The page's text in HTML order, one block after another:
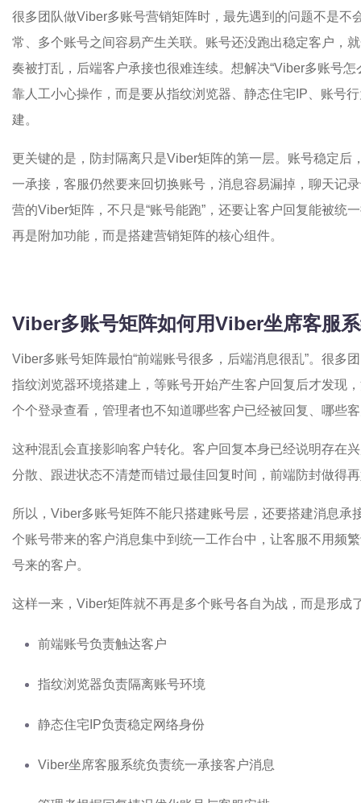
很多团队做Viber多账号营销矩阵时，最先遇到的问题不是不
常、多个账号之间容易产生关联。账号还没跑出稳定客户，
奏被打乱，后端客户承接也很难连续。想解决“Viber多账号
靠人工小心操作，而是要从指纹浏览器、静态住宅IP、账号
建。
更关键的是，防封隔离只是Viber矩阵的第一层。账号稳定后
一承接，客服仍然要来回切换账号，消息容易漏掉，聊天记
营的Viber矩阵，不只是“账号能跑”，还要让客户回复能被统
再是附加功能，而是搭建营销矩阵的核心组件。
Viber多账号矩阵如何用Viber坐席客服
Viber多账号矩阵最怕“前端账号很多，后端消息很乱”。很多
指纹浏览器环境搭建上，等账号开始产生客户回复后才发现
个个登录查看，管理者也不知道哪些客户已经被回复、哪些
这种混乱会直接影响客户转化。客户回复本身已经说明存在
分散、跟进状态不清楚而错过最佳回复时间，前端防封做得
所以，Viber多账号矩阵不能只搭建账号层，还要搭建消息承
个账号带来的客户消息集中到统一工作台中，让客服不用频
号来的客户。
这样一来，Viber矩阵就不再是多个账号各自为战，而是形成
前端账号负责触达客户
指纹浏览器负责隔离账号环境
静态住宅IP负责稳定网络身份
Viber坐席客服系统负责统一承接客户消息